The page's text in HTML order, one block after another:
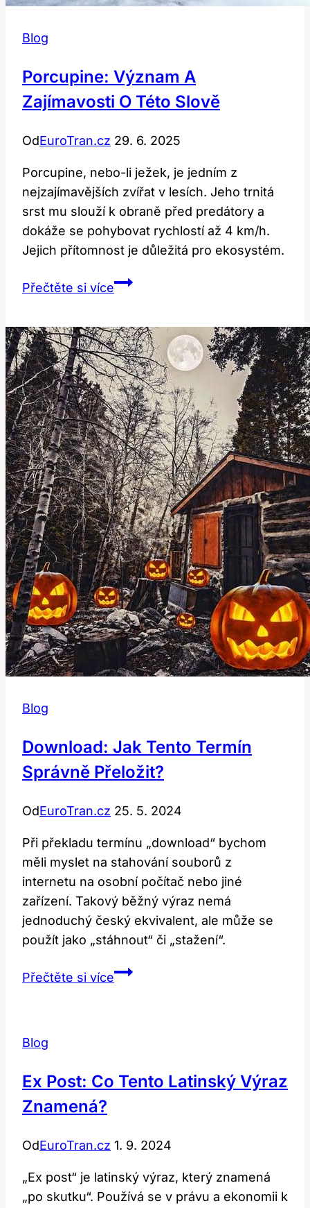
Blog
Porcupine: Význam A
Zajímavosti O Této Slově
OdEuroTran.cz 29. 6. 2025
Porcupine, nebo-li ježek, je jedním z
nejzajímavějších zvířat v lesích. Jeho trnitá
srst mu slouží k obraně před predátory a
dokáže se pohybovat rychlostí až 4 km/h.
Jejich přítomnost je důležitá pro ekosystém.
Přečtěte si vícePorcupine:
Zajímavosti
o
Této
Slově
Blog
Download: Jak Tento Termín
Správně Přeložit?
OdEuroTran.cz 25. 5. 2024
Při překladu termínu „download“ bychom
měli myslet na stahování souborů z
internetu na osobní počítač nebo jiné
zařízení. Takový běžný výraz nemá
jednoduchý český ekvivalent, ale může se
použít jako „stáhnout“ či „stažení“.
Přečtěte si víceDownload:
Blog
Ex Post: Co Tento Latinský Výraz
Znamená?
OdEuroTran.cz 1. 9. 2024
„Ex post“ je latinský výraz, který znamená
„po skutku“. Používá se v právu a ekonomii k